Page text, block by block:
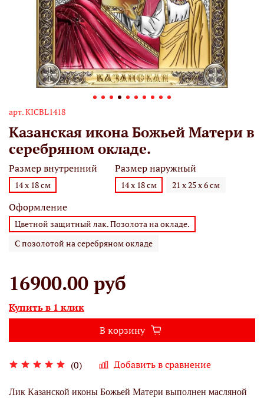
арт.KICBL1418
Казанская икона Божьей Матери в
серебряном окладе.
(0) Добавить в сравнение
Размер внутренний
14 х 18 см
Размер наружный
14 х 18 см 21 х 25 х 6 см
Оформление
Цветной защитный лак. Позолота на окладе.
С позолотой на серебряном окладе
16900.00 руб
Купить в 1 клик
В корзину
Лик Казанской иконы Божьей Матери выполнен масляной